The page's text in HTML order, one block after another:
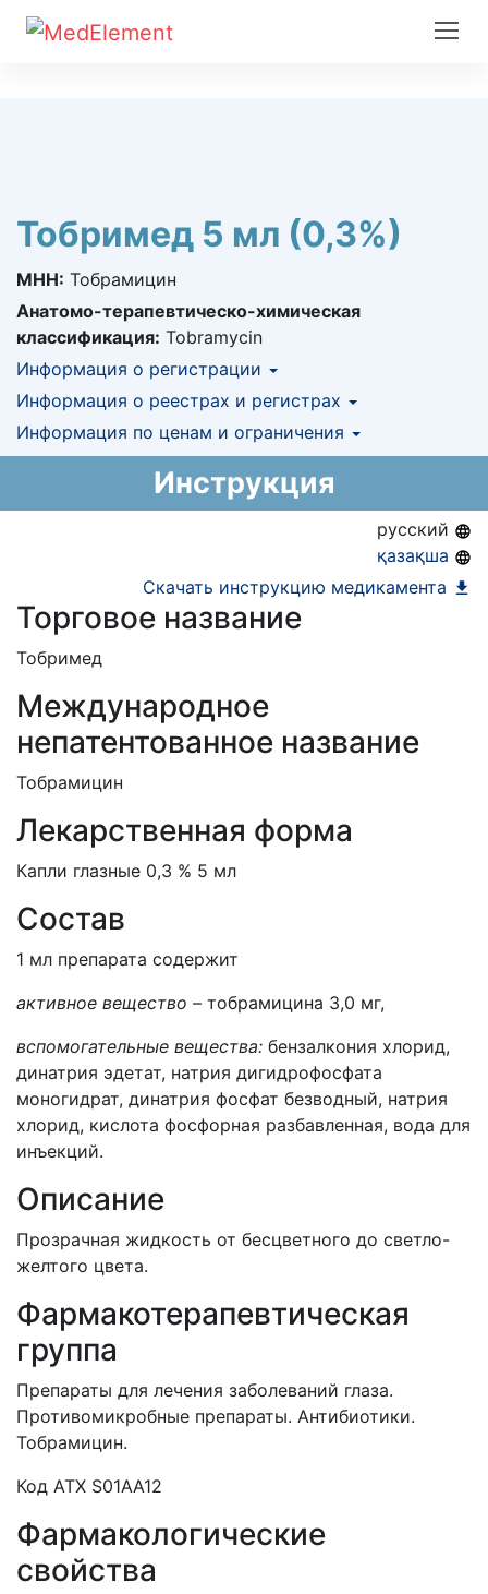
Тобримед 5 мл (0,3%)
МНН: Тобрамицин
Анатомо-терапевтическо-химическая
классификация: Tobramycin
Информация о регистрации
Номер регистрации в РК:№ РК-ЛС-5№020400
Информация о регистрации в РК:11.11.2019 -
бессрочно
Информация о реестрах и регистрах
КНФ (ЛС включено в Казахстанский
национальный формуляр лекарственных
Информация по ценам и ограничения
Инструкция
русский
қазақша
Скачать инструкцию медикамента
Торговое название
Тобримед
Международное
непатентованное название
Тобрамицин
Лекарственная форма
Капли глазные 0,3 % 5 мл
Состав
1 мл препарата содержит
активное вещество – тобрамицина 3,0 мг,
вспомогательные вещества: бензалкония хлорид,
динатрия эдетат, натрия дигидрофосфата
моногидрат, динатрия фосфат безводный, натрия
хлорид, кислота фосфорная разбавленная, вода для
инъекций.
Описание
Прозрачная жидкость от бесцветного до светло-
желтого цвета.
Фармакотерапевтическая
группа
Препараты для лечения заболеваний глаза.
Противомикробные препараты. Антибиотики.
Тобрамицин.
Код АТХ S01АА12
Фармакологические
свойства